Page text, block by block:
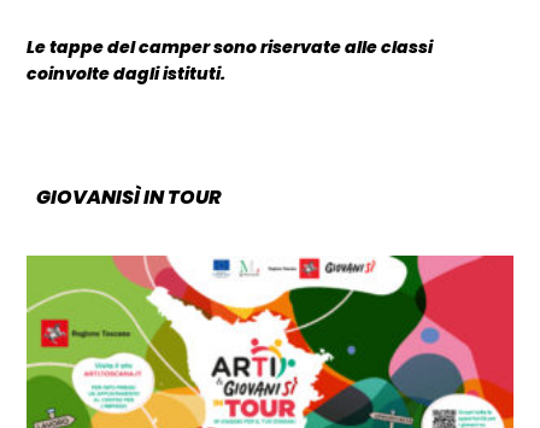
Le tappe del camper sono riservate alle classi
coinvolte dagli istituti.
CATEGORIA:
GIOVANISÌ IN TOUR